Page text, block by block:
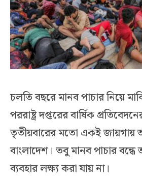
চলতি বছরে মানব পাচার নিয়ে
পররাষ্ট্র দপ্তরের বার্ষিক
তৃতীয়বারের মতো একই জায়গায়
বাংলাদেশ। তবু মানব পাচার
ব্যবহার লক্ষ্য করা যায় না।